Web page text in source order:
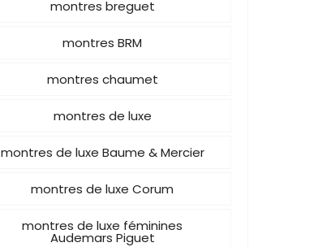
montres breguet
montres BRM
montres chaumet
montres de luxe
montres de luxe Baume & Mercier
montres de luxe Corum
montres de luxe féminines
Audemars Piguet